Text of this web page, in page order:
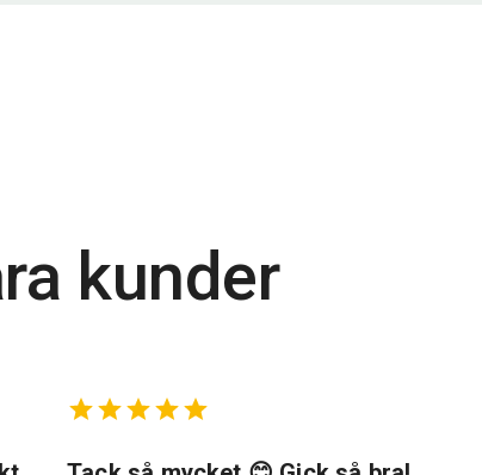
kunder